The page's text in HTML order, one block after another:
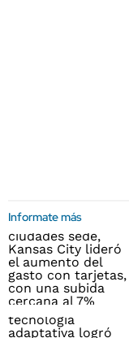
Informate más